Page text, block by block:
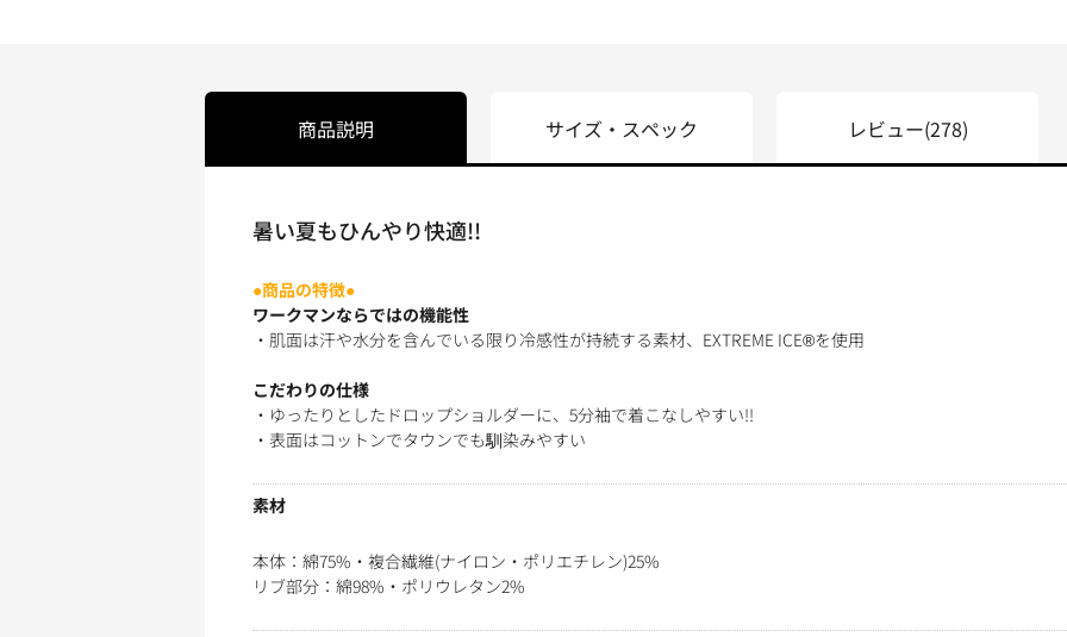
商品説明
暑い夏もひんやり快適!!
●商品の特徴●
ワークマンならではの機能性
・肌面は汗や水分を含んでいる限り冷感性が持続する素材、EXTREME ICE®を使用
こだわりの仕様
・ゆったりとしたドロップショルダーに、5分袖で着こなしやすい!!
・表面はコットンでタウンでも馴染みやすい
素材
本体：綿75%・複合繊維(ナイロン・ポリエチレン)25%
リブ部分：綿98%・ポリウレタン2%
サイズ・スペック レビュー(278)